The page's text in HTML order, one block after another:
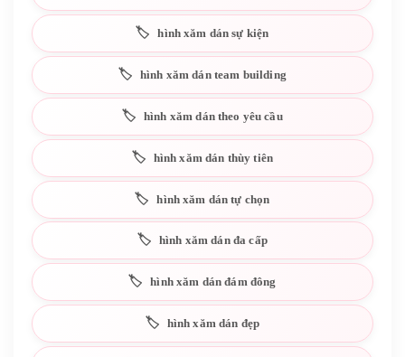
hình xăm dán sự kiện
hình xăm dán team building
hình xăm dán theo yêu cầu
hình xăm dán thùy tiên
hình xăm dán tự chọn
hình xăm dán đa cấp
hình xăm dán đám đông
hình xăm dán đẹp